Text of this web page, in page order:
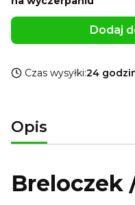
Dodaj
Czas wysyłki:24
Opis
Breloczek